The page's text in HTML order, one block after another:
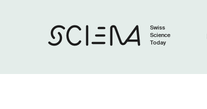
Swiss
Science
Today